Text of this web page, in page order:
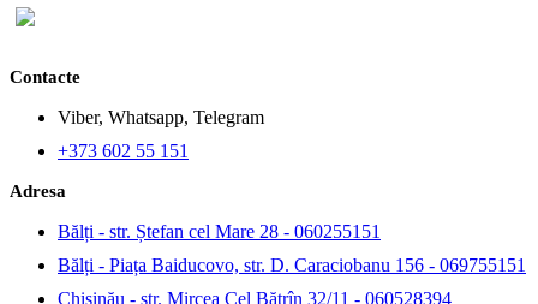
Contacte
Viber, Whatsapp, Telegram
+373 602 55 151
Adresa
Bălți - str. Ștefan cel Mare 28 - 060255151
Bălți - Piața Baiducovo, str. D. Caraciobanu 156 - 069755151
Chișinău - str. Mircea Cel Bătrîn 32/11 - 060528394